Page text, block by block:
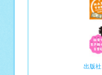
出版社